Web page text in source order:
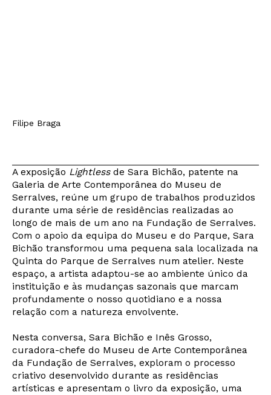
Filipe Braga
A exposição Lightless de Sara Bichão, patente na
Galeria de Arte Contemporânea do Museu de
Serralves, reúne um grupo de trabalhos produzidos
durante uma série de residências realizadas ao
longo de mais de um ano na Fundação de Serralves.
Com o apoio da equipa do Museu e do Parque, Sara
Bichão transformou uma pequena sala localizada na
Quinta do Parque de Serralves num atelier. Neste
espaço, a artista adaptou-se ao ambiente único da
instituição e às mudanças sazonais que marcam
profundamente o nosso quotidiano e a nossa
relação com a natureza envolvente.
Nesta conversa, Sara Bichão e Inês Grosso,
curadora-chefe do Museu de Arte Contemporânea
da Fundação de Serralves, exploram o processo
criativo desenvolvido durante as residências
artísticas e apresentam o livro da exposição, uma